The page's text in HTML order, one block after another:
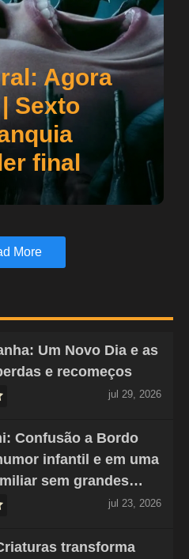
Agora
Sexto
final
More
Um Novo Dia e as
e recomeços
jul 29, 2026
Confusão a Bordo
infantil e em uma
sem grandes…
jul 23, 2026
transforma